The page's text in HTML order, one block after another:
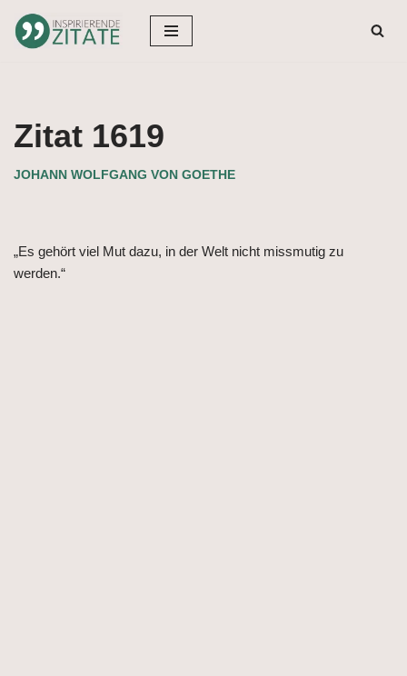
Zum
Zitat 1619
JOHANN WOLFGANG VON GOETHE
„Es gehört viel Mut dazu, in der Welt nicht missmutig zu
werden.“